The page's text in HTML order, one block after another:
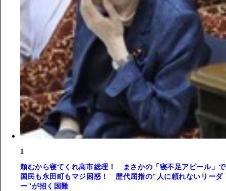
1
頼むから寝てくれ高市総理！ まさかの「寝不足アピール」で
国民も永田町もマジ困惑！ 歴代屈指の"人に頼れないリーダ
ー"が招く国難